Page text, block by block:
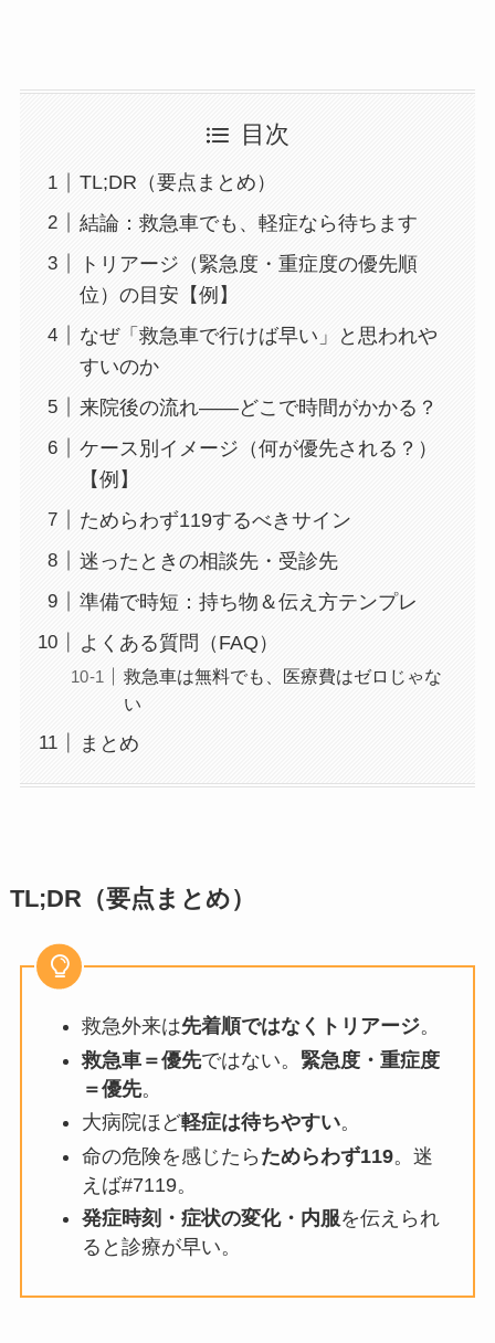
目次
TL;DR（要点まとめ）
結論：救急車でも、軽症なら待ちます
トリアージ（緊急度・重症度の優先順
位）の目安【例】
なぜ「救急車で行けば早い」と思われや
すいのか
来院後の流れ——どこで時間がかかる？
ケース別イメージ（何が優先される？）
【例】
ためらわず119するべきサイン
迷ったときの相談先・受診先
準備で時短：持ち物＆伝え方テンプレ
よくある質問（FAQ）
救急車は無料でも、医療費はゼロじゃな
い
まとめ
TL;DR（要点まとめ）
救急外来は先着順ではなくトリアージ。
救急車＝優先ではない。 緊急度・重症度
＝優先。
大病院ほど軽症は待ちやすい。
命の危険を感じたら ためらわず119。迷
えば#7119。
発症時刻・症状の変化・内服を伝えられ
ると診療が早い。